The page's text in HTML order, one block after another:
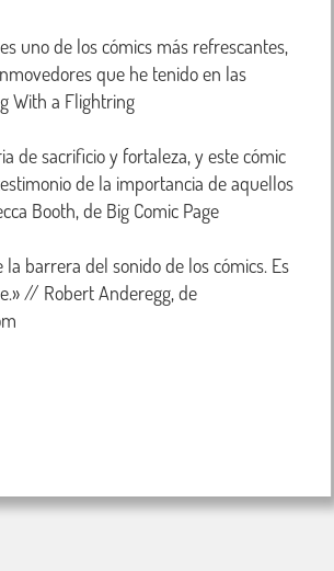
uno de los cómics más refrescantes,
que he tenido en las
With a Flightring
de sacrificio y fortaleza, y este cómic
de la importancia de aquellos
Booth, de Big Comic Page
la barrera del sonido de los cómics. Es
// Robert Anderegg, de